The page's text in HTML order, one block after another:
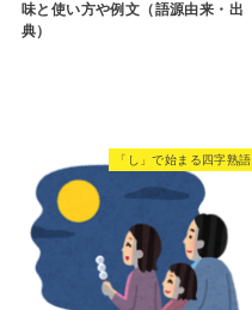
味と使い方や例文（語源由来・出
典）
「し」で始まる四字熟語